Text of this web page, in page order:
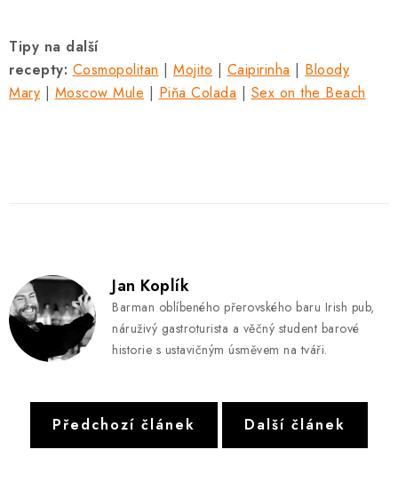
Tipy na další
recepty: Cosmopolitan | Mojito | Caipirinha | Bloody
Mary | Moscow Mule | Piňa Colada | Sex on the Beach
Jan Koplík
Barman oblíbeného přerovského baru Irish pub,
náruživý gastroturista a věčný student barové
historie s ustavičným úsměvem na tváři.
Předchozí článek Další článek